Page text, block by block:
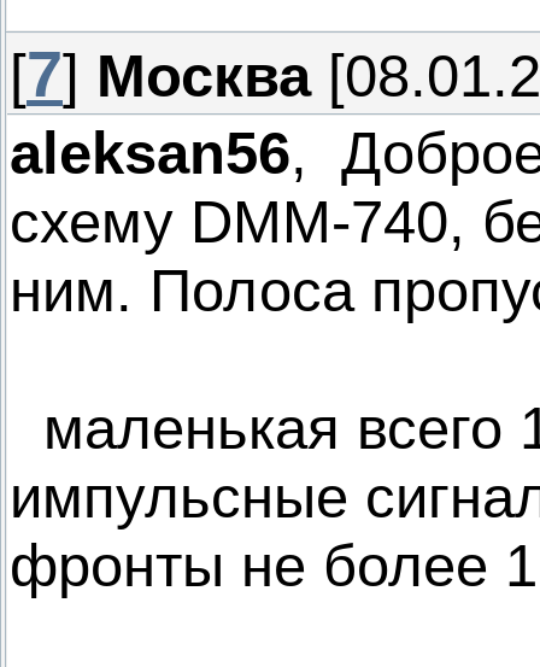
[7] Москва
aleksan56,
схему DMM-740,
ним. Полоса
маленькая всего
импульсные
фронты не более